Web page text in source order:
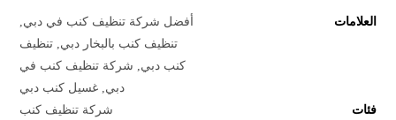
العلامات أفضل شركة تنظيف كنب في دبي
تنظيف كنب بالبخار دبي تنظيف
كنب دبي
شركة تنظيف كنب في
دبي غسيل كنب دبي
فئات
شركة تنظيف كنب